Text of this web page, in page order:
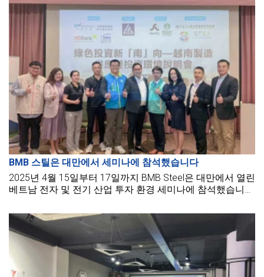
BMB 스틸은 대만에서 세미나에 참석했습니다
2025년 4월 15일부터 17일까지 BMB Steel은 대만에서 열린
베트남 전자 및 전기 산업 투자 환경 세미나에 참석했습니